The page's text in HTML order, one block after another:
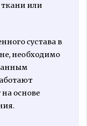
ткани или
сустава в
необходимо
основе